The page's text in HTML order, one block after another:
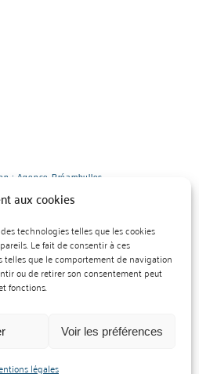
aux cookies
technologies telles que les cookies
Le fait de consentir à ces
que le comportement de navigation
ou de retirer son consentement peut
fonctions.
Voir les préférences
légales
: Agence Préambulles